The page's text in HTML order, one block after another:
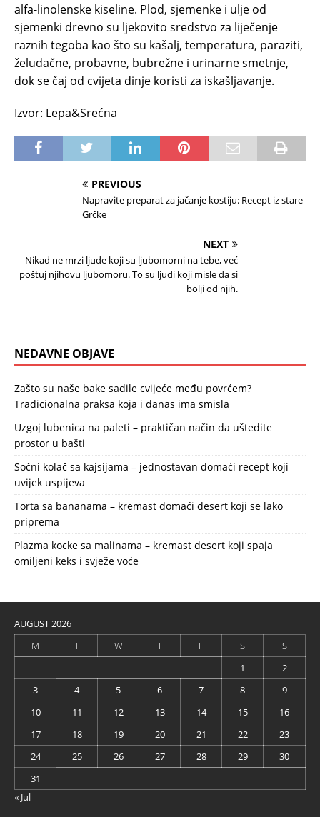
alfa-linolenske kiseline. Plod, sjemenke i ulje od
sjemenki drevno su ljekovito sredstvo za liječenje
raznih tegoba kao što su kašalj, temperatura, paraziti,
želudačne, probavne, bubrežne i urinarne smetnje,
dok se čaj od cvijeta dinje koristi za iskašljavanje.
Izvor: Lepa&Srećna
PREVIOUS
Napravite preparat za jačanje kostiju: Recept iz stare
Grčke
NEXT
Nikad ne mrzi ljude koji su ljubomorni na tebe, već
poštuj njihovu ljubomoru. To su ljudi koji misle da si
bolji od njih.
NEDAVNE OBJAVE
Zašto su naše bake sadile cvijeće među povrćem?
Tradicionalna praksa koja i danas ima smisla
Uzgoj lubenica na paleti – praktičan način da uštedite
prostor u bašti
Sočni kolač sa kajsijama – jednostavan domaći recept koji
uvijek uspijeva
Torta sa bananama – kremast domaći desert koji se lako
priprema
Plazma kocke sa malinama – kremast desert koji spaja
omiljeni keks i svježe voće
AUGUST 2026
M
T W T F S
S
1
2
3
4 5 6 7 8
9
10
11 12 13 14 15
16
17
18 19 20 21 22
23
24
25 26 27 28 29
30
31
« Jul